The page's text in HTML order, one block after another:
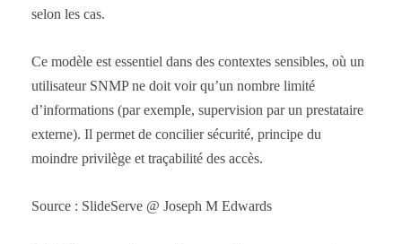
selon les cas.
Ce modèle est essentiel dans des contextes sensibles, où un
utilisateur SNMP ne doit voir qu’un nombre limité
d’informations (par exemple, supervision par un prestataire
externe). Il permet de concilier sécurité, principe du
moindre privilège et traçabilité des accès.
Source : SlideServe @ Joseph M Edwards